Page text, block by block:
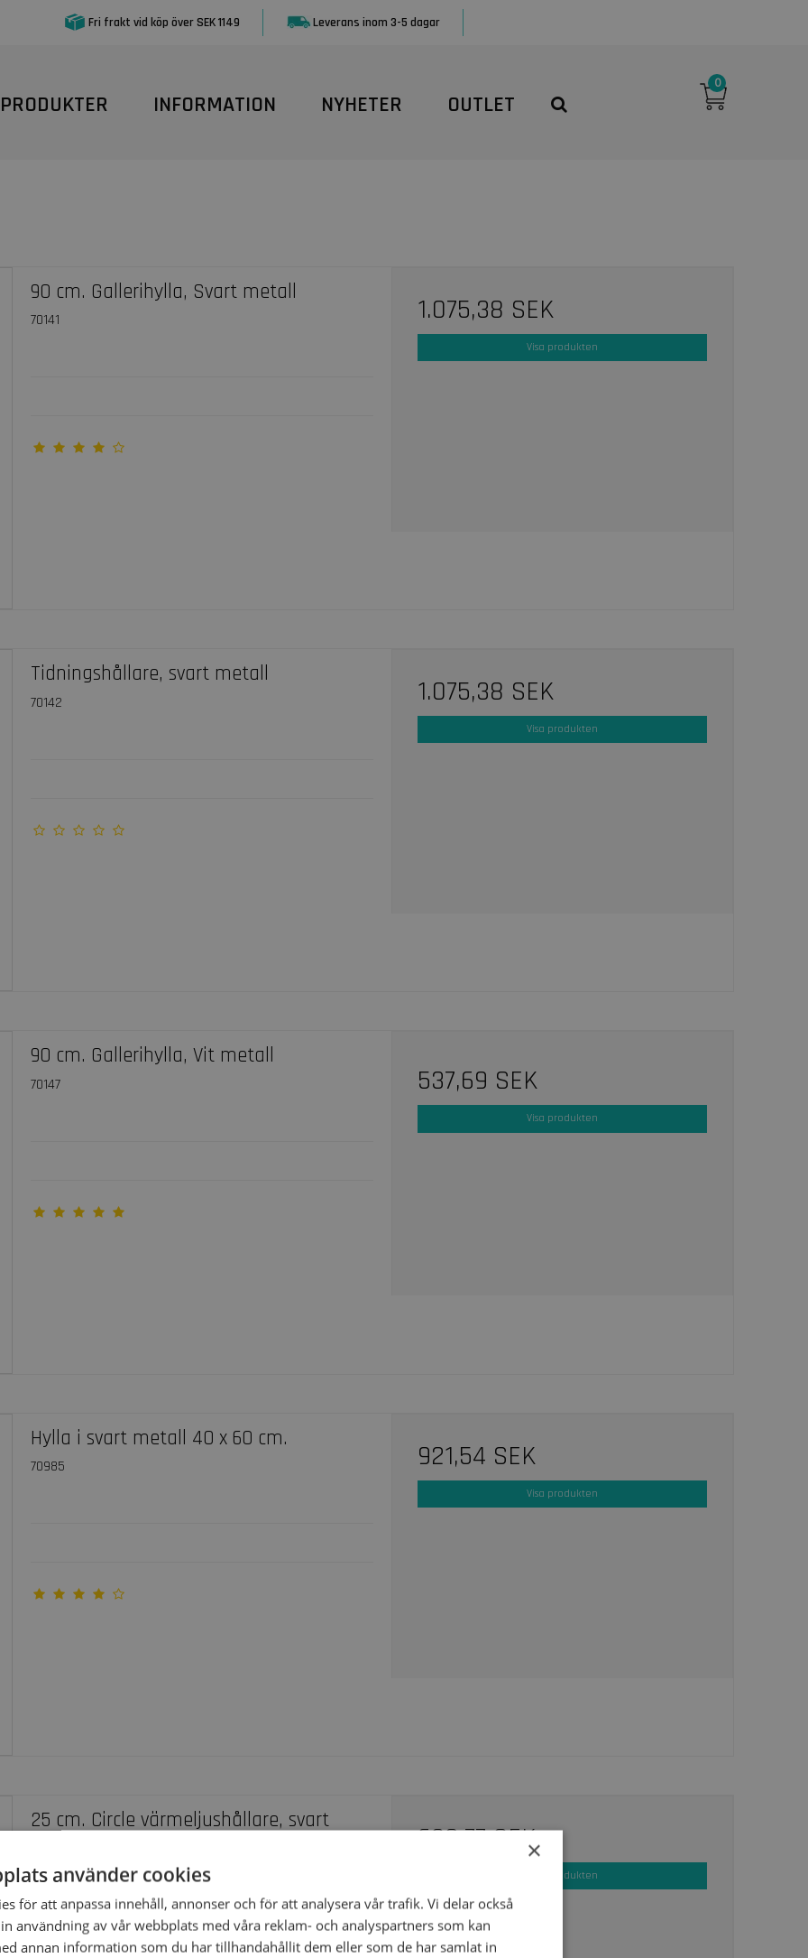
Fri frakt vid köp över SEK 1149 Leverans inom 3-5 dagar
PRODUKTER INFORMATION NYHETER OUTLET
0
90 cm. Gallerihylla, Svart metall
70141 1.075,38 SEK
Visa produkten
Tidningshållare, svart metall
70142 1.075,38 SEK
Visa produkten
90 cm. Gallerihylla, Vit metall
70147 537,69 SEK
Visa produkten
Hylla i svart metall 40 x 60 cm.
70985 921,54 SEK
Visa produkten
25 cm. Circle värmeljushållare, svart
70152
690,77 SEK
Visa produkten
×
använder cookies
för att anpassa innehåll, annonser och för att analysera vår trafik. Vi delar också
användning av vår webbplats med våra reklam- och analyspartners som kan
annan information som du har tillhandahållit dem eller som de har samlat in